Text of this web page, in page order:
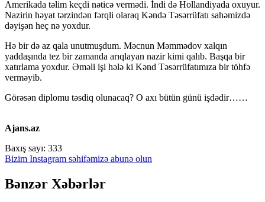
Amerikada təlim keçdi nəticə vermədi. İndi də Hollandiyada oxuyur.
Nazirin həyat tərzindən fərqli olaraq Kəndə Təsərrüfatı sahəmizdə
dəyişən heç nə yoxdur.
Hə bir də az qala unutmuşdum. Məcnun Məmmədov xalqın
yaddaşında tez bir zamanda arıqlayan nazir kimi qalıb. Başqa bir
xatırlama yoxdur. Əməli işi hələ ki Kənd Təsərrüfatımıza bir töhfə
verməyib.
Görəsən diplomu təsdiq olunacaq? O axı bütün günü işdədir……
Ajans.az
Baxış sayı: 333
Bizim Instagram səhifəmizə abunə olun
Bənzər Xəbərlər